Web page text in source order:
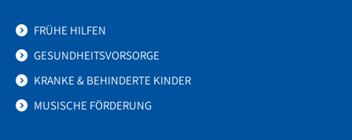
FRÜHE HILFEN
GESUNDHEITSVORSORGE
KRANKE & BEHINDERTE KINDER
MUSISCHE FÖRDERUNG